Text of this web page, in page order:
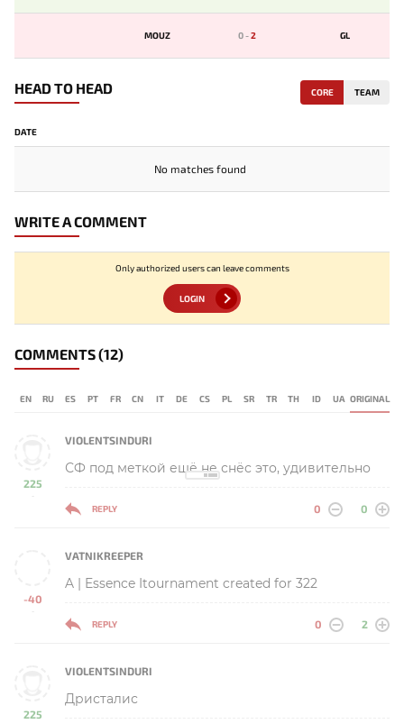
MOUZ 0-2 GL
HEAD TO HEAD CORE TEAM
DATE
No matches found
WRITE A COMMENT
Only authorized users can leave comments
LOGIN
COMMENTS(12)
EN RU ES PT FR CN IT DE CS PL SR TR TH ID UA ORIGINAL
225
-
VIOLENTSINDURI
СФ под меткой ещё не снёс это, удивительно
REPLY 0 0
-40
-
VATNIKREEPER
A | Essence Itournament created for 322
REPLY 0 2
225
VIOLENTSINDURI
Дристалис